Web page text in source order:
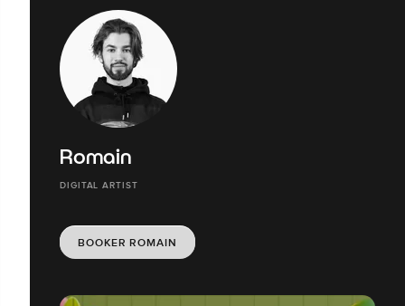
Romain
DIGITAL ARTIST
BOOKER ROMAIN